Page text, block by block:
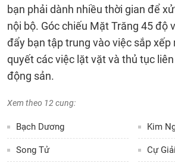
bạn phải dành nhiều thời gian để
nội bộ. Góc chiếu Mặt Trăng 45 độ
đẩy bạn tập trung vào việc sắp xếp
quyết các việc lặt vặt và thủ tục
động sản.
Xem theo 12 cung:
Bạch Dương Kim
Song Tử Cự Giải